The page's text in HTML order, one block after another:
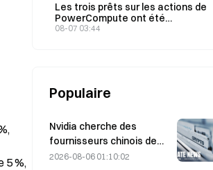
5 %,
Les trois prêts sur les actions de
PowerCompute ont été
regroupés en un prêt in fine à 2 %,
08-07 03:44
Populaire
Nvidia cherche des
fournisseurs chinois de
stations de base IA pour
2026-08-06 01:10:02